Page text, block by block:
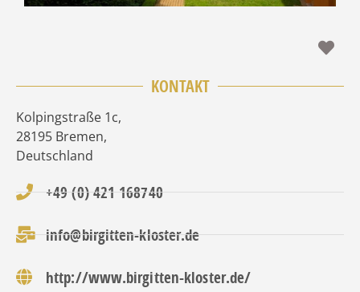
KONTAKT
Kolpingstraße 1c,
28195 Bremen,
Deutschland
+49 (0) 421 168740
info@birgitten-kloster.de
http://www.birgitten-kloster.de/